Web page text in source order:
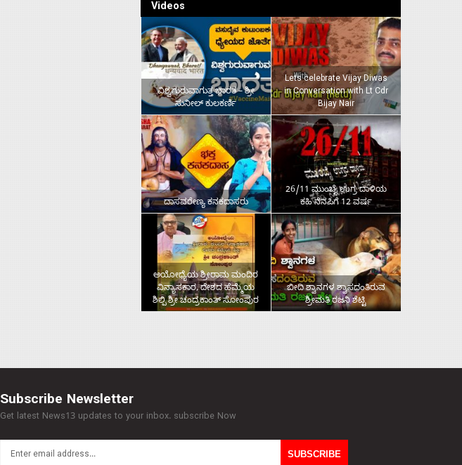
Videos
ವಿಶ್ವಗುರುವಾಗುತ್ತ ಭಾರತ – ಶ್ರೀ
ಸುನೀಲ್‌ ಕುಲಕರ್ಣಿ
Lets celebrate Vijay Diwas
in Conversation with Lt Cdr
Bijay Nair
ದಾಸವರೇಣ್ಯ ಕನಕದಾಸರು
26/11 ಮುಂಬೈ ಉಗ್ರ ದಾಳಿಯ
ಕಹಿ ನೆನಪಿಗೆ 12 ವರ್ಷ
ಅಯೋಧ್ಯೆಯ ಶ್ರೀರಾಮ ಮಂದಿರ
ವಿನ್ಯಾಸಕಾರ, ದೇಶದ ಹೆಮ್ಮೆಯ
ಶಿಲ್ಪಿ ಶ್ರೀ ಚಂದ್ರಕಾಂತ್‌ ಸೋಂಪುರ
ಬೀದಿ ಶ್ವಾನಗಳ ಶ್ವಾಸದಂತಿರುವ
ಶ್ರೀಮತಿ ರಜನಿ ಶೆಟ್ಟಿ
Subscribe Newsletter
Get latest News13 updates to your inbox. subscribe Now